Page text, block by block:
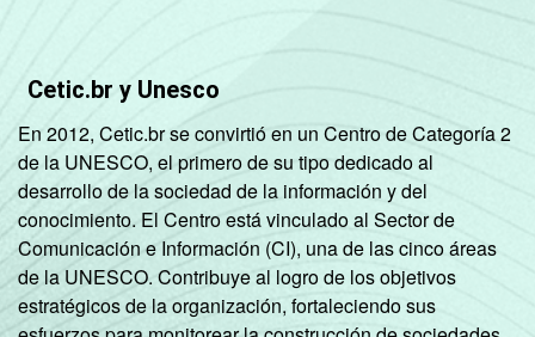
Cetic.br y Unesco
En 2012, Cetic.br se convirtió en un Centro de Categoría 2
de la UNESCO, el primero de su tipo dedicado al
desarrollo de la sociedad de la información y del
conocimiento. El Centro está vinculado al Sector de
Comunicación e Información (CI), una de las cinco áreas
de la UNESCO. Contribuye al logro de los objetivos
estratégicos de la organización, fortaleciendo sus